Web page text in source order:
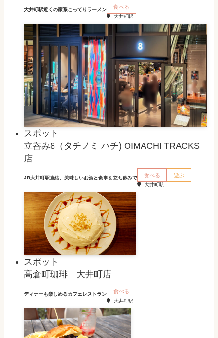
大井町駅近くの家系こってりラーメン 食べる
大井町駅
スポット
立呑み8（タチノミ ハチ) OIMACHI TRACKS
店
JR大井町駅直結、美味しいお酒と食事を立ち飲みで 食べる 遊ぶ
大井町駅
スポット
高倉町珈琲 大井町店
ディナーも楽しめるカフェレストラン 食べる
大井町駅